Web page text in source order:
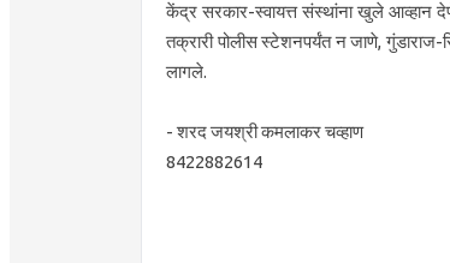
केंद्र सरकार-स्वायत्त संस्थांना खुले आव्हान देणे,
तक्रारी पोलीस स्टेशनपर्यंत न जाणे, गुंडाराज-
लागले.
- शरद जयश्री कमलाकर चव्हाण
8422882614